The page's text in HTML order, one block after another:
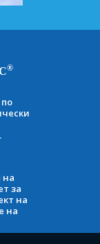
®
на
за
на
на